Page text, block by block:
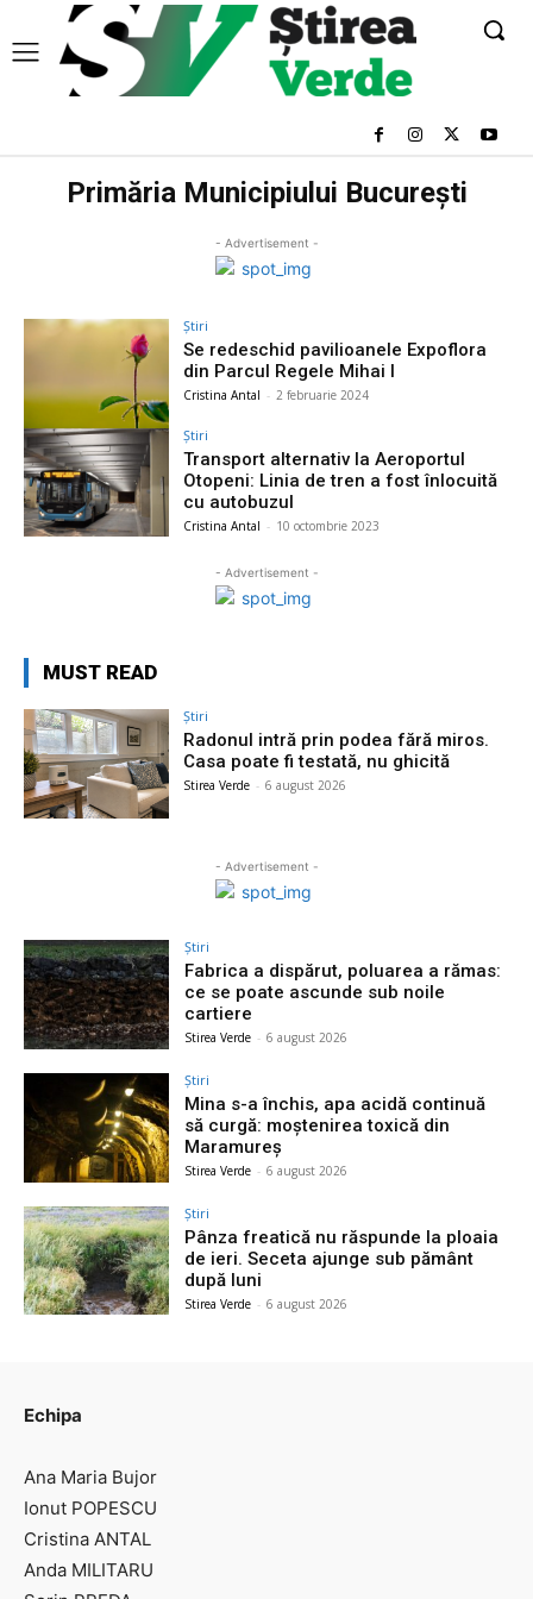
Primăria Municipiului București
- Advertisement -
Știri
Se redeschid pavilioanele Expoflora
din Parcul Regele Mihai I
Cristina Antal - 2 februarie 2024
Știri
Transport alternativ la Aeroportul
Otopeni: Linia de tren a fost înlocuită
cu autobuzul
Cristina Antal - 10 octombrie 2023
- Advertisement -
MUST READ
Știri
Radonul intră prin podea fără miros.
Casa poate fi testată, nu ghicită
Stirea Verde - 6 august 2026
- Advertisement -
Știri
Fabrica a dispărut, poluarea a rămas:
ce se poate ascunde sub noile
cartiere
Stirea Verde - 6 august 2026
Știri
Mina s-a închis, apa acidă continuă
să curgă: moștenirea toxică din
Maramureș
Stirea Verde - 6 august 2026
Știri
Pânza freatică nu răspunde la ploaia
de ieri. Seceta ajunge sub pământ
după luni
Stirea Verde - 6 august 2026
Echipa
Ana Maria Bujor
Ionut POPESCU
Cristina ANTAL
Anda MILITARU